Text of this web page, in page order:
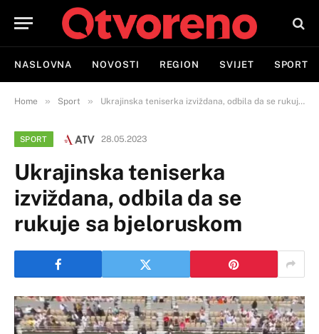
NASLOVNA NOVOSTI REGION SVIJET SPORT
Home » Sport » Ukrajinska teniserka izviždana, odbila da se rukuje sa bjeloruskom
SPORT 28.05.2023
Ukrajinska teniserka
izviždana, odbila da se
rukuje sa bjeloruskom